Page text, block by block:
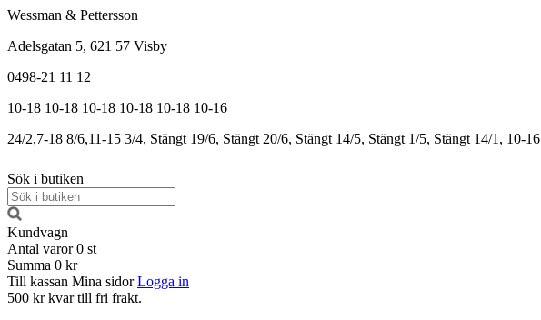
Wessman & Pettersson
Adelsgatan 5, 621 57 Visby
0498-21 11 12
10-18 10-18 10-18 10-18 10-18 10-16
24/2,7-18 8/6,11-15 3/4, Stängt 19/6, Stängt 20/6, Stängt 14/5, Stängt 1/5, Stängt 14/1, 10-16
Sök i butiken
Kundvagn
Antal varor 0 st
Summa 0 kr
Till kassan Mina sidor Logga in
500 kr kvar till fri frakt.